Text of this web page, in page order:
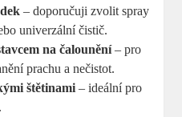
– doporučuji zvolit spray
univerzální čistič.
na čalounění– pro
prachu a nečistot.
štětinami – ideální pro